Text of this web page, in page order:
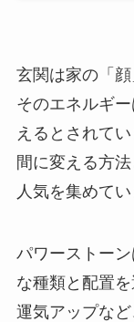
玄関は家の「顔
そのエネルギ
えるとされて
間に変える方
人気を集めてい
パワーストー
な種類と配置
運気アップな